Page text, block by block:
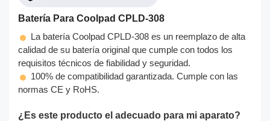
Batería Para Coolpad CPLD-308
La batería Coolpad CPLD-308 es un reemplazo de alta
calidad de su batería original que cumple con todos los
requisitos técnicos de fiabilidad y seguridad.
100% de compatibilidad garantizada. Cumple con las
normas CE y RoHS.
¿Es este producto el adecuado para mi aparato?